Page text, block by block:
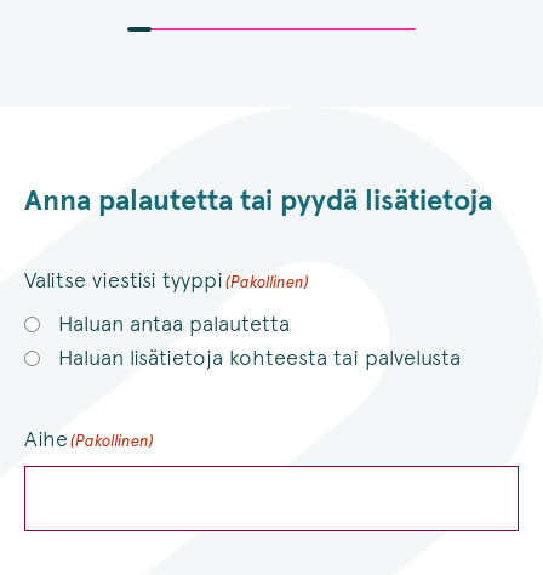
Anna palautetta tai pyydä lisätietoja
Valitse viestisi tyyppi(Pakollinen)
Haluan antaa palautetta
Haluan lisätietoja kohteesta tai palvelusta
Aihe (Pakollinen)